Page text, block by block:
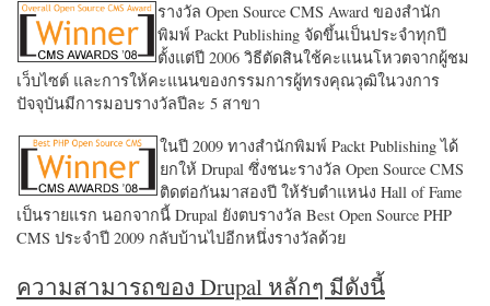
รางวัล Open Source CMS Award ของสำนัก
พิมพ์ Packt Publishing จัดขึ้นเป็นประจำทุกปี
ตั้งแต่ปี 2006 วิธีตัดสินใช้คะแนนโหวตจากผู้ชม
เว็บไซต์ และการให้คะแนนของกรรมการผู้ทรงคุณวุฒิในวงการ
ปัจจุบันมีการมอบรางวัลปีละ 5 สาขา
ในปี 2009 ทางสำนักพิมพ์ Packt Publishing ได้
ยกให้ Drupal ซึ่งชนะรางวัล Open Source CMS
ติดต่อกันมาสองปี ให้รับตำแหน่ง Hall of Fame
เป็นรายแรก นอกจากนี้ Drupal ยังตบรางวัล Best Open Source PHP
CMS ประจำปี 2009 กลับบ้านไปอีกหนึ่งรางวัลด้วย
ความสามารถของ Drupal หลักๆ มีดังนี้